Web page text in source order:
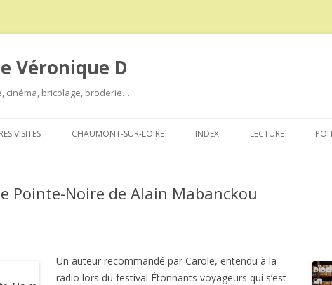
Véronique D
cinéma, bricolage, broderie…
au
VISITES CHAUMONT-SUR-LOIRE INDEX LECTURE
Pointe-Noire de Alain Mabanckou
Un auteur recommandé par Carole, entendu à la
radio lors du festival Étonnants voyageurs qui s’est